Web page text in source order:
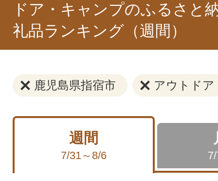
ドア・キャンプのふるさと
礼品ランキング（週間）
鹿児島県指宿市 アウトド
週間
7/31～8/6